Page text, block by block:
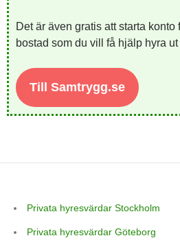
Det är även gratis att starta konto
bostad som du vill få hjälp hyra
Till Samtrygg.se
Privata hyresvärdar Stockholm
Privata hyresvärdar Göteborg